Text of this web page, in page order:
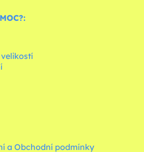
a Obchodní podmínky